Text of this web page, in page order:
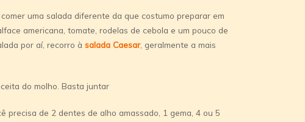
uma salada diferente da que costumo preparar em
americana, tomate, rodelas de cebola e um pouco de
por aí, recorro à salada Caesar, geralmente a mais
do molho. Basta juntar
precisa de 2 dentes de alho amassado, 1 gema, 4 ou 5